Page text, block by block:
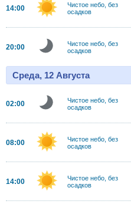
14:00
Чистое небо, без
осадков
20:00
Чистое небо, без
осадков
Среда, 12 Августа
02:00
Чистое небо, без
осадков
08:00
Чистое небо, без
осадков
14:00
Чистое небо, без
осадков